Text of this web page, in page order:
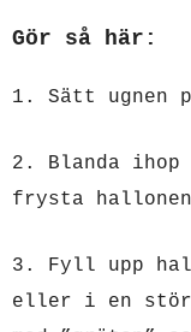
Gör så här:
1. Sätt ugnen
2. Blanda
frysta
3. Fyll upp
eller i en